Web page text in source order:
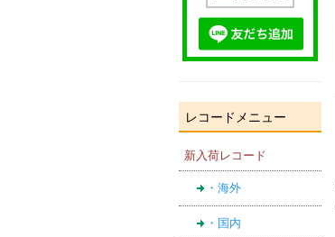
レコードメニュー
新入荷レコード
・海外
・国内